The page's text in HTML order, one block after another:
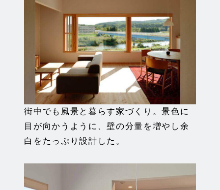
街中でも風景と暮らす家づくり。景色に
目が向かうように、壁の分量を増やし余
白をたっぷり設計した。